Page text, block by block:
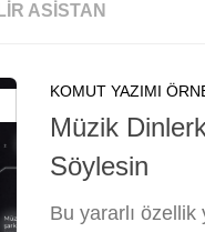
ASISTAN
KOMUT YAZIMI
Müzik
Söylesin
Bu yararlı